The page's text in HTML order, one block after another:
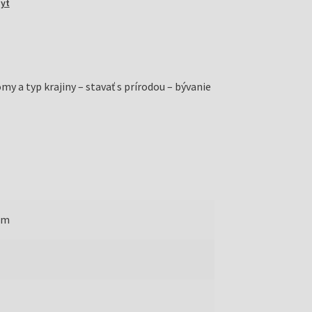
a typ krajiny – stavať s prírodou – bývanie